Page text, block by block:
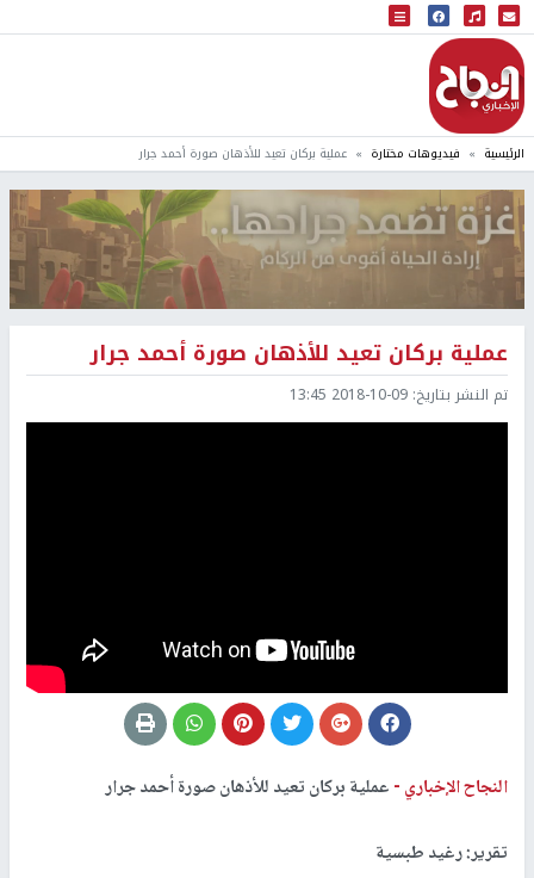
البث المباشر
إذاعة النجاح
الرئيسية فيديوهات مختارة عملية بركان تعيد للأذهان صورة أحمد جرار
عملية بركان تعيد للأذهان صورة أحمد جرار
تم النشر بتاريخ: 2018-10-09 13:45
النجاح الإخباري -عملية بركان تعيد للأذهان صورة أحمد جرار
تقرير: رغيد طبسية